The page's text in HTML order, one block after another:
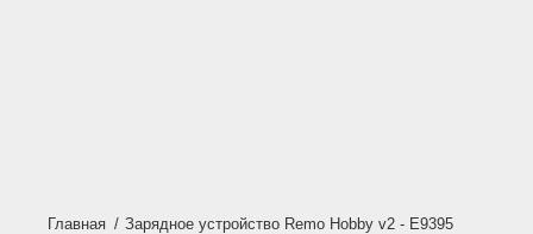
Зарядное устройство Remo Hobby v2 - E9395